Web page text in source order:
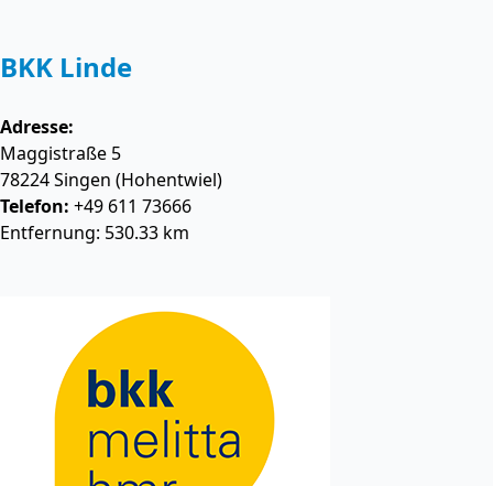
BKK Linde
Adresse:
Maggistraße 5
78224Singen (Hohentwiel)
Telefon: +49 611 73666
Entfernung: 530.33 km